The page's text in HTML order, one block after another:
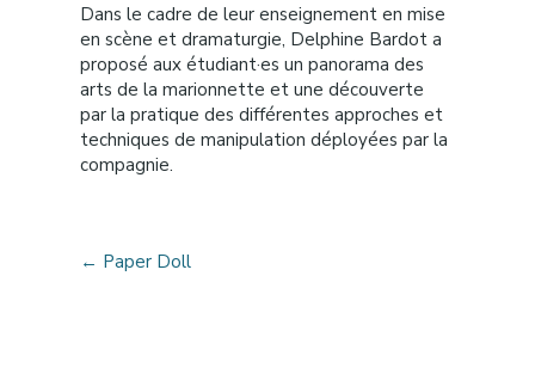
Dans le cadre de leur enseignement en mise
en scène et dramaturgie, Delphine Bardot a
proposé aux étudiant·es un panorama des
arts de la marionnette et une découverte
par la pratique des différentes approches et
techniques de manipulation déployées par la
compagnie.
← Paper Doll